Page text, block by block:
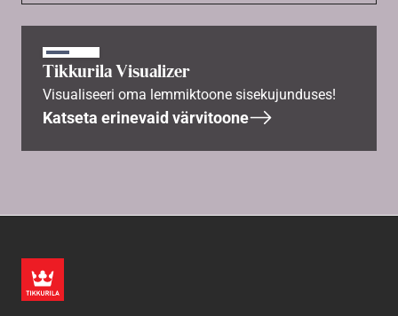
Tikkurila Visualizer
Visualiseeri oma lemmiktoone sisekujunduses!
Katseta erinevaid värvitoone